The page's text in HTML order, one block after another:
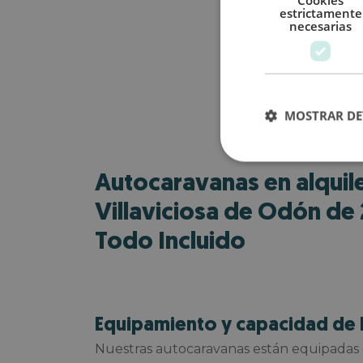
Autocaravanas en
Villaviciosa de Odón de
Todo Incluido
Equipamiento y capacidad de
Nuestras autocaravanas están
estrictamente
necesarias
MOSTRAR